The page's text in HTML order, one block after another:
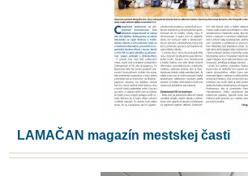
LAMAČAN magazín mestskej časti